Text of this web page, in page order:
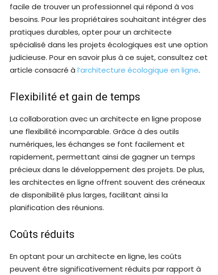
facile de trouver un professionnel qui répond à vos
besoins. Pour les propriétaires souhaitant intégrer des
pratiques durables, opter pour un architecte
spécialisé dans les projets écologiques est une option
judicieuse. Pour en savoir plus à ce sujet, consultez cet
article consacré à l’architecture écologique en ligne.
Flexibilité et gain de temps
La collaboration avec un architecte en ligne propose
une flexibilité incomparable. Grâce à des outils
numériques, les échanges se font facilement et
rapidement, permettant ainsi de gagner un temps
précieux dans le développement des projets. De plus,
les architectes en ligne offrent souvent des créneaux
de disponibilité plus larges, facilitant ainsi la
planification des réunions.
Coûts réduits
En optant pour un architecte en ligne, les coûts
peuvent être significativement réduits par rapport à